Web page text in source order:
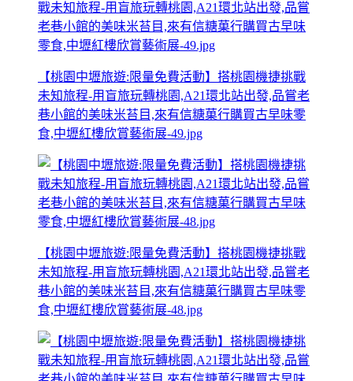
【桃園中壢旅遊:限量免費活動】搭桃園機捷挑戰
未知旅程-用盲旅玩轉桃園,A21環北站出發,品嘗老
巷小館的美味米苔目,來有信糖菓行購買古早味零
食,中壢紅樓欣賞藝術展-49.jpg
【桃園中壢旅遊:限量免費活動】搭桃園機捷挑戰
未知旅程-用盲旅玩轉桃園,A21環北站出發,品嘗老
巷小館的美味米苔目,來有信糖菓行購買古早味零
食,中壢紅樓欣賞藝術展-48.jpg